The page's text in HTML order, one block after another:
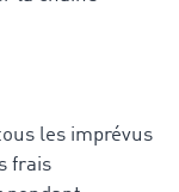
les imprévus
frais